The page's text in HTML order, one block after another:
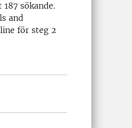
sökande.
and
för steg 2